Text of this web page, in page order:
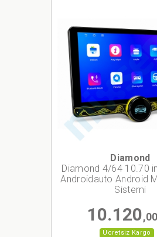
Ücretsiz Kargo
Diamond
Diamond 4/64 10.70
Androidauto Android
Sistemi
10.120